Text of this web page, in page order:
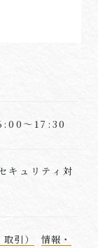
～17:30
キュリティ対
引）
情報・